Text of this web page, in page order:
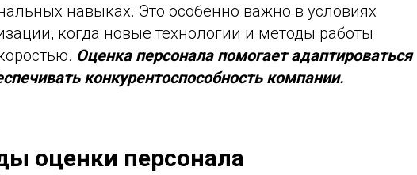
навыках. Это особенно важно в условиях
когда новые технологии и методы работы
Оценка персонала помогает адаптироваться
конкурентоспособность компании.
оценки персонала